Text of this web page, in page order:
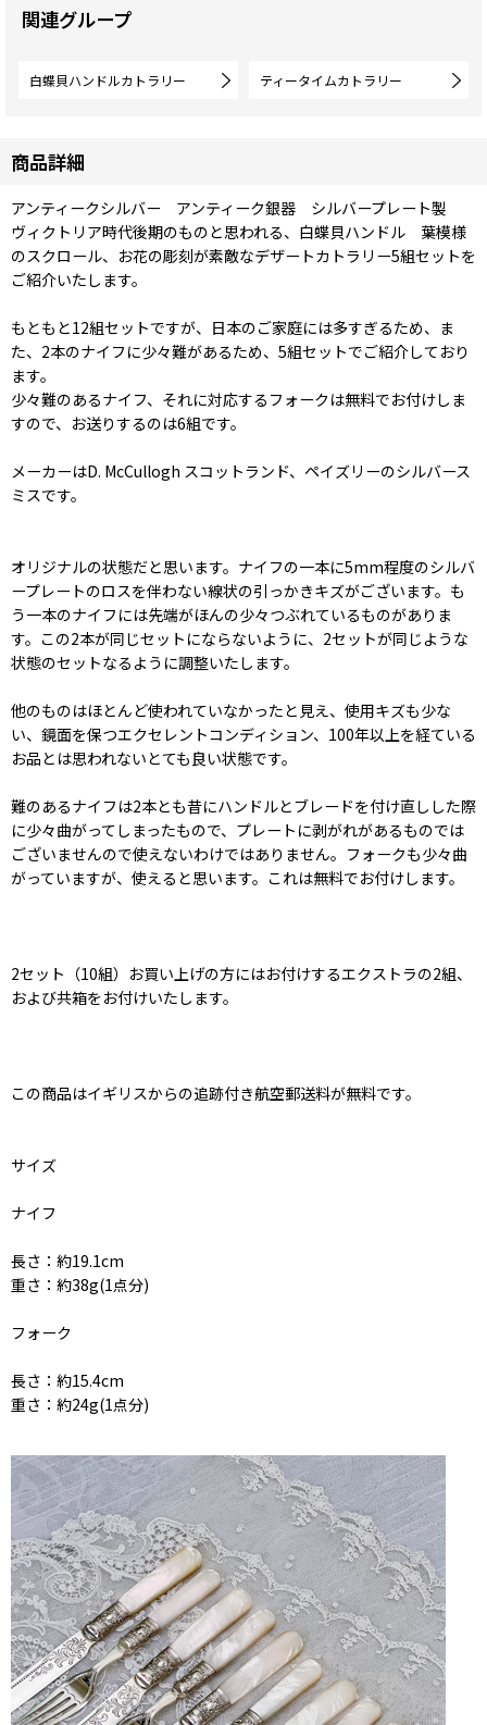
関連グループ
白蝶貝ハンドルカトラリー ティータイムカトラリー
商品詳細
アンティークシルバー アンティーク銀器 シルバープレート製
ヴィクトリア時代後期のものと思われる、白蝶貝ハンドル 葉模様
のスクロール、お花の彫刻が素敵なデザートカトラリー5組セットを
ご紹介いたします。
もともと12組セットですが、日本のご家庭には多すぎるため、ま
た、2本のナイフに少々難があるため、5組セットでご紹介しており
ます。
少々難のあるナイフ、それに対応するフォークは無料でお付けしま
すので、お送りするのは6組です。
メーカーはD. McCullogh スコットランド、ペイズリーのシルバース
ミスです。
オリジナルの状態だと思います。ナイフの一本に5mm程度のシルバ
ープレートのロスを伴わない線状の引っかきキズがございます。も
う一本のナイフには先端がほんの少々つぶれているものがありま
す。この2本が同じセットにならないように、2セットが同じような
状態のセットなるように調整いたします。
他のものはほとんど使われていなかったと見え、使用キズも少な
い、鏡面を保つエクセレントコンディション、100年以上を経ている
お品とは思われないとても良い状態です。
難のあるナイフは2本とも昔にハンドルとブレードを付け直しした際
に少々曲がってしまったもので、プレートに剥がれがあるものでは
ございませんので使えないわけではありません。フォークも少々曲
がっていますが、使えると思います。これは無料でお付けします。
2セット（10組）お買い上げの方にはお付けするエクストラの2組、
および共箱をお付けいたします。
この商品はイギリスからの追跡付き航空郵送料が無料です。
サイズ
ナイフ
長さ：約19.1cm
重さ：約38g(1点分)
フォーク
長さ：約15.4cm
重さ：約24g(1点分)